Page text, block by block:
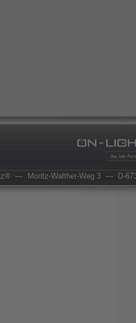
— Moritz-Walther-Weg 3 — D-